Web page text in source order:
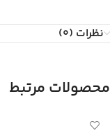
نظرات (0)
محصولات مرتبط